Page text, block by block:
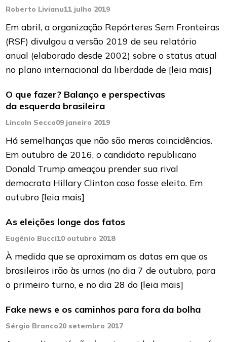
Roberto Livianu11 julho 2019
Em abril, a organização Repórteres Sem Fronteiras
(RSF) divulgou a versão 2019 de seu relatório
anual (elaborado desde 2002) sobre o status atual
no plano internacional da liberdade de [leia mais]
O que fazer? Balanço e perspectivas
da esquerda brasileira
Lincoln Secco09 janeiro 2019
Há semelhanças que não são meras coincidências.
Em outubro de 2016, o candidato republicano
Donald Trump ameaçou prender sua rival
democrata Hillary Clinton caso fosse eleito. Em
outubro [leia mais]
As eleições longe dos fatos
Eugênio Bucci10 outubro 2018
À medida que se aproximam as datas em que os
brasileiros irão às urnas (no dia 7 de outubro, para
o primeiro turno, e no dia 28 do [leia mais]
Fake news e os caminhos para fora da bolha
Sérgio Branco20 setembro 2017